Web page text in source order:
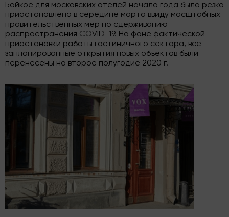
Бойкое для московских отелей начало года было резко
приостановлено в середине марта ввиду масштабных
правительственных мер по сдерживанию
распространения COVID-19. На фоне фактической
приостановки работы гостиничного сектора, все
запланированные открытия новых объектов были
перенесены на второе полугодие 2020 г.